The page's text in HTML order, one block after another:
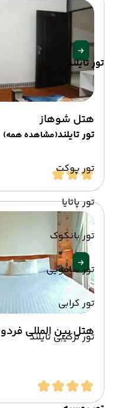
تور تایلند
تور تایلند(مشاهده همه)
تور پوکت
تور پاتایا
تور بانکوک
تور سامویی
تور کرابی
تور ترکیبی تایلند
هتل شوهاز
هتل بین المللی